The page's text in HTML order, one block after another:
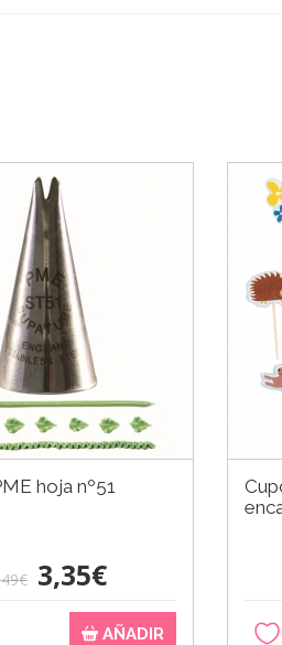
hoja nº51
3,35€
AÑADIR